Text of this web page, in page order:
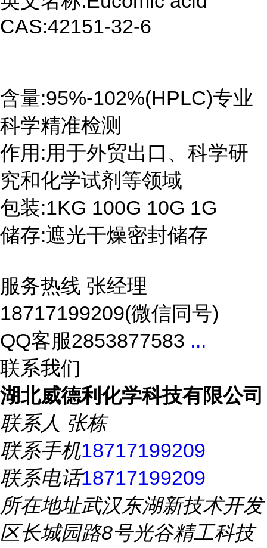
CAS:42151-32-6
含量:95%-102%(HPLC)专业
科学精准检测
作用:用于外贸出口、科学研
究和化学试剂等领域
包装:1KG 100G 10G 1G
储存:遮光干燥密封储存
服务热线 张经理
18717199209(微信同号)
QQ客服2853877583 ...
联系我们
湖北威德利化学科技有限公司
联系人 张栋
联系手机18717199209
联系电话18717199209
所在地址武汉东湖新技术开发
区长城园路8号光谷精工科技